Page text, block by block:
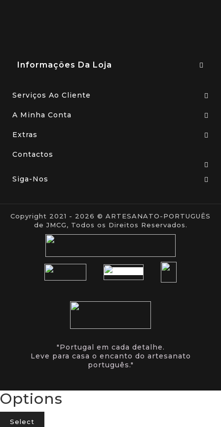
Informações Da Loja
Serviços Ao Cliente
A Minha Conta
Extras
Contactos
Siga-Nos
Copyright 2021 - 2026 © ARTESANATO-PORTUGUÊS
de JMCG, Todos os Direitos Reservados.
"Portugal em cada detalhe.
Leve para casa o encanto do artesanato
português."
Options
Select